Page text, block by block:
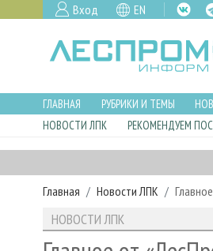
Вход EN
ГЛАВНАЯ РУБРИКИ И ТЕМЫ
НОВОСТИ ЛПК
РЕКОМЕНДУЕМ
Главная Новости ЛПК
НОВОСТИ ЛПК